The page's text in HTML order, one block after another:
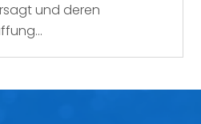
und deren